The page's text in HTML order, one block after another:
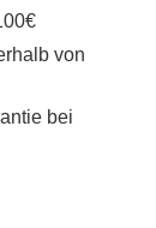
von
bei